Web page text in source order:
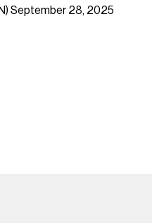
September 28, 2025